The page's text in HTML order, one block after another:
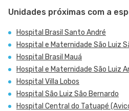
Unidades próximas com a
Hospital Brasil Santo André
Hospital e Maternidade São Luiz
Hospital Brasil Mauá
Hospital e Maternidade São Luiz
Hospital Villa Lobos
Hospital São Luiz São Bernardo
Hospital Central do Tatuapé